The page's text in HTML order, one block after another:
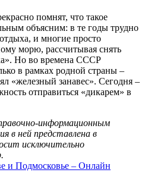
помнят, что такое
объясним: в те годы трудно
и многие просто
морю, рассчитывая снять
Но во времена СССР
в рамках родной страны –
«железный занавес». Сегодня –
отправиться «дикарем» в
информационным
в ней представлена в
исключительно
и Подмосковье – Онлайн